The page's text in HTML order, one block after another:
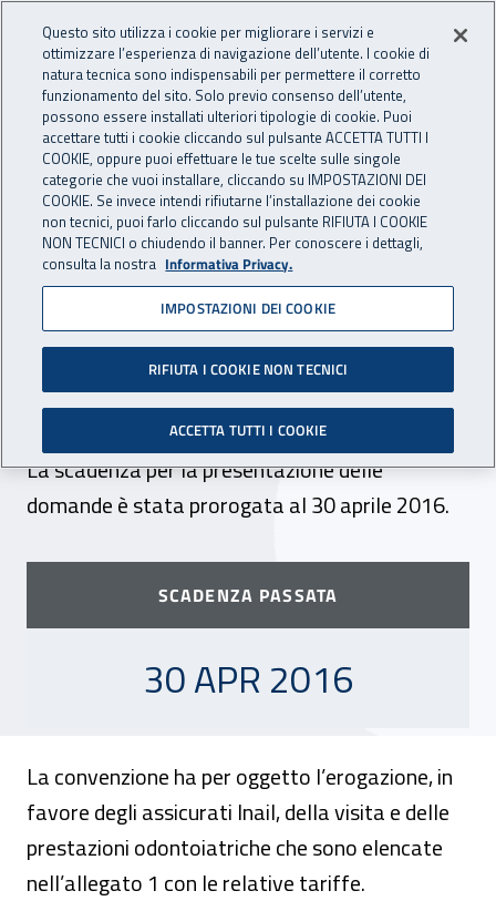
INAIL - Istituto Nazionale
Apri cerca
Navigazione principale
Navigazione - Ti trovi in:
Home Inail comunica Scadenze Scadenza
D.R. Lombardia: avviso
proroga sottoscrizione di
convenzioni per prestazioni
specialistiche
odontoiatriche
La scadenza per la presentazione delle
domande è stata prorogata al 30 aprile 2016.
SCADENZA PASSATA
30 APRILE 2016
30 APR 2016
La convenzione ha per oggetto l’erogazione, in
favore degli assicurati Inail, della visita e delle
prestazioni odontoiatriche che sono elencate
nell’allegato 1 con le relative tariffe.
Questo sito utilizza i cookie per migliorare i servizi e
ottimizzare l’esperienza di navigazione dell’utente. I cookie di
natura tecnica sono indispensabili per permettere il corretto
funzionamento del sito. Solo previo consenso dell’utente,
possono essere installati ulteriori tipologie di cookie. Puoi
accettare tutti i cookie cliccando sul pulsante ACCETTA TUTTI I
COOKIE, oppure puoi effettuare le tue scelte sulle singole
categorie che vuoi installare, cliccando su IMPOSTAZIONI DEI
COOKIE. Se invece intendi rifiutarne l’installazione dei cookie
non tecnici, puoi farlo cliccando sul pulsante RIFIUTA I COOKIE
NON TECNICI o chiudendo il banner. Per conoscere i dettagli,
consulta la nostra Informativa Privacy.
IMPOSTAZIONI DEI COOKIE
RIFIUTA I COOKIE NON TECNICI
ACCETTA TUTTI I COOKIE